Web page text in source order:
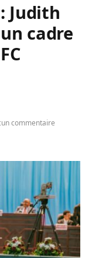
Judith
cadre
commentaire